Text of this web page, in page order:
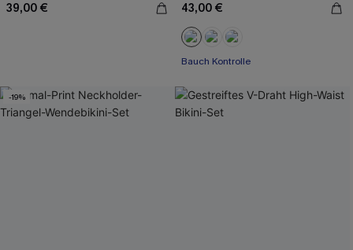
39,00 € 43,00 €
Bauch Kontrolle
-19%